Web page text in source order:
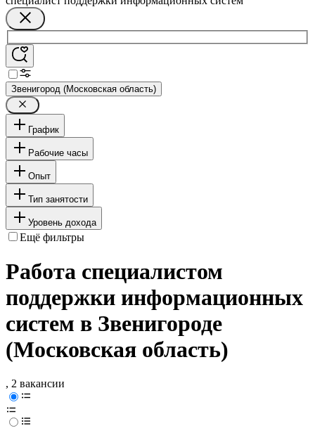
Звенигород (Московская область)
График
Рабочие часы
Опыт
Тип занятости
Уровень дохода
Ещё фильтры
Работа специалистом
поддержки информационных
систем в Звенигороде
(Московская область)
, 2 вакансии